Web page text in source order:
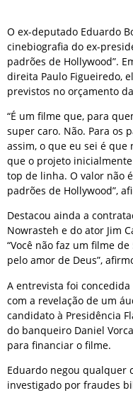
O ex-deputado Eduardo
cinebiografia do ex-
padrões de Hollywood”.
direita Paulo Figueiredo,
previstos no orçamento
“É um filme que, para
super caro. Não. Para os
assim, o que eu sei é
que o projeto inicialmente
top de linha. O valor não
padrões de Hollywood”,
Destacou ainda a
Nowrasteh e do ator Jim
“Você não faz um filme
pelo amor de Deus”,
A entrevista foi
com a revelação de um
candidato à Presidência
do banqueiro Daniel
para financiar o filme.
Eduardo negou qualquer
investigado por fraudes